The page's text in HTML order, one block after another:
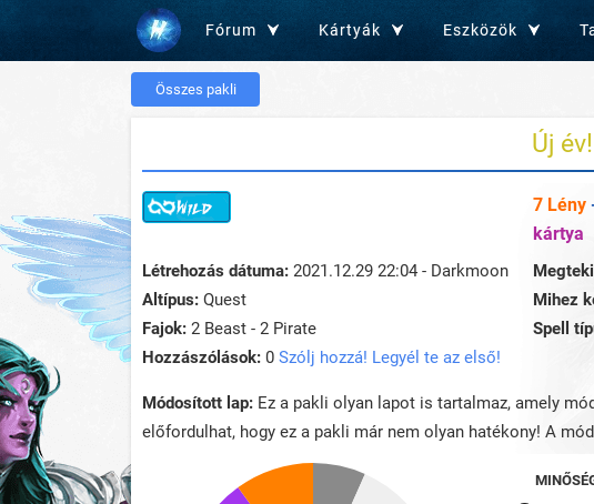
Fórum Kártyák Eszközök
Összes pakli
Új
7 Lény
kártya
Létrehozás dátuma: 2021.12.29 22:04 - Darkmoon
Altípus: Quest Mihez
Fajok: 2 Beast - 2 Pirate Spell
Hozzászólások: 0 Szólj hozzá! Legyél te az első!
Módosított lap: Ez a pakli olyan lapot is tartalmaz, amely
előfordulhat, hogy ez a pakli már nem olyan hatékony! A